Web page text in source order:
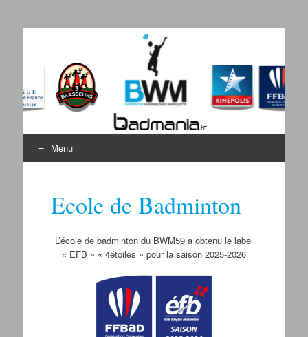
Badminton Wambrechies
Marquette
Bienvenue sur le site du BWM
Menu
Ecole de Badminton
L’école de badminton du BWM59 a obtenu le label
« EFB » « 4étoiles » pour la saison 2025-2026